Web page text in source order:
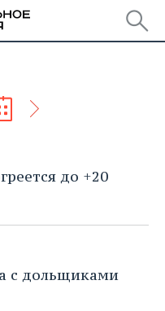
до +20
с дольщиками